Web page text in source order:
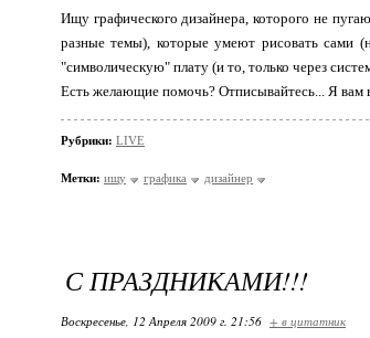
Ищу графического дизайнера, которого не
разные темы), которые умеют рисовать сами
"символическую" плату (и то, только через
Есть желающие помочь? Отписывайтесь... Я вам
Рубрики: LIVE
Метки: ищу графика дизайнер
С ПРАЗДНИКАМИ!!!
Воскресенье, 12 Апреля 2009 г. 21:56 + в цитатник